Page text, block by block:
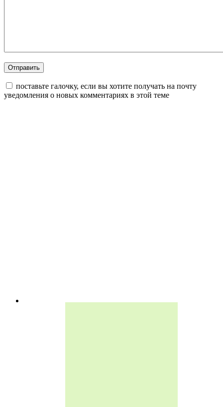
поставьте галочку, если вы хотите получать на почту
уведомления о новых комментариях в этой теме